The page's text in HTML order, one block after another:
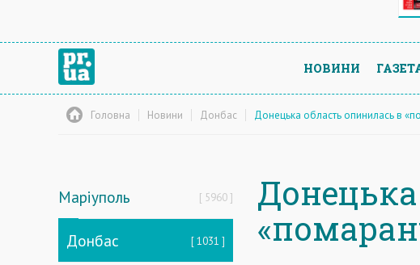
НОВИНИ
Головна Новини Донбас Донецька область опинилась в
Маріуполь 5960
Донбас 1031